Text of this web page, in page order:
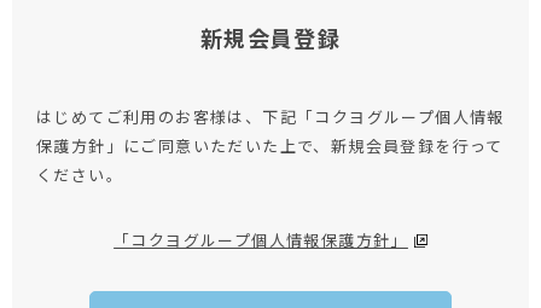
新規会員登録
はじめてご利用のお客様は、下記「コクヨグループ個人情報
保護方針」にご同意いただいた上で、新規会員登録を行って
ください。
「コクヨグループ個人情報保護方針」